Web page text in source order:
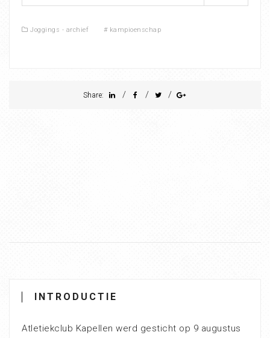
Joggings - archief # kampioenschap
Share: / / /
INTRODUCTIE
Atletiekclub Kapellen werd gesticht op 9 augustus